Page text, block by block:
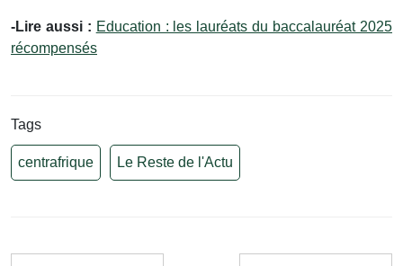
-Lire aussi : Education : les lauréats du baccalauréat 2025
récompensés
Tags
centrafrique Le Reste de l'Actu